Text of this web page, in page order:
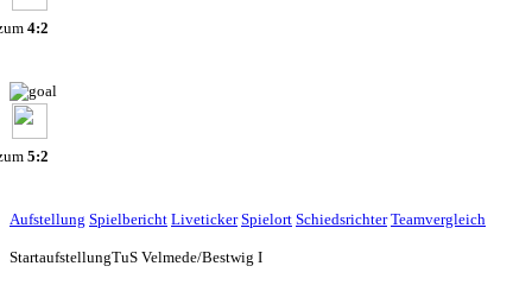
4:2
5:2
Aufstellung Spielbericht Liveticker Spielort Schiedsrichter Teamvergleich
StartaufstellungTuS Velmede/Bestwig I